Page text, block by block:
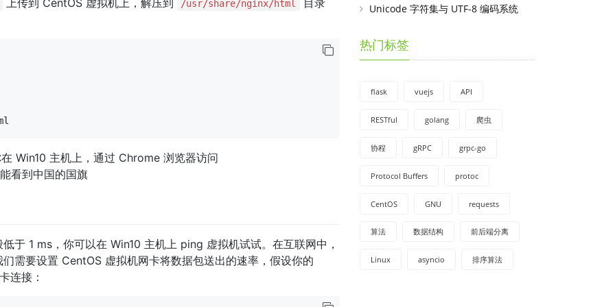
/usr/share/nginx/html
Win10 主机上，通过 Chrome 浏览器访问
看到中国的国旗
于 1 ms，你可以在 Win10 主机上 ping 虚拟机试试。在互联网中，
需要设置 CentOS 虚拟机网卡将数据包送出的速率，假设你的
连接：
Unicode 字符集与 UTF-8 编码系统
热门标签
flask vuejs API
RESTful golang 爬虫
协程 gRPC grpc-go
Protocol Buffers protoc
CentOS GNU requests
算法 数据结构 前后端分离
Linux asyncio 排序算法